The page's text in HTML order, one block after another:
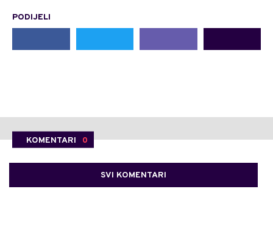
PODIJELI
KOMENTARI 0
SVI KOMENTARI